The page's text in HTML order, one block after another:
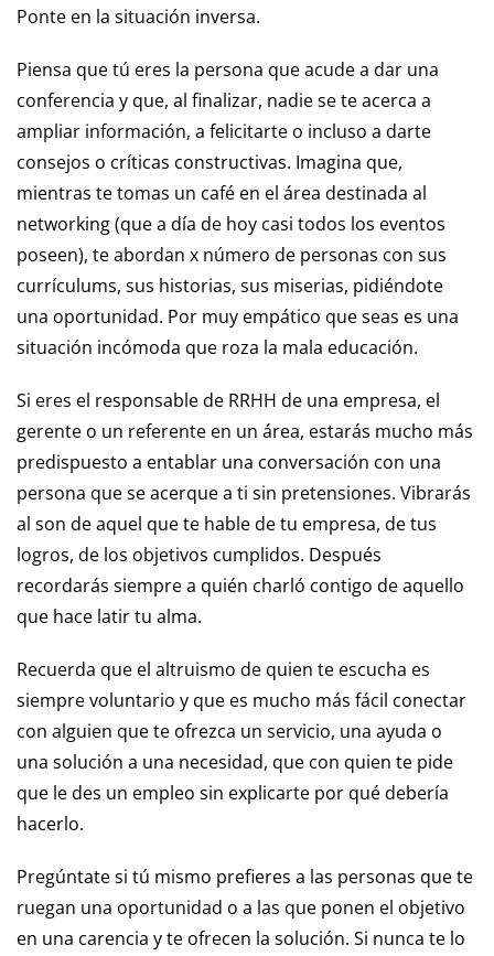
Ponte en la situación inversa.
Piensa que tú eres la persona que acude a dar una
conferencia y que, al finalizar, nadie se te acerca a
ampliar información, a felicitarte o incluso a darte
consejos o críticas constructivas. Imagina que,
mientras te tomas un café en el área destinada al
networking (que a día de hoy casi todos los eventos
poseen), te abordan x número de personas con sus
currículums, sus historias, sus miserias, pidiéndote
una oportunidad. Por muy empático que seas es una
situación incómoda que roza la mala educación.
Si eres el responsable de RRHH de una empresa, el
gerente o un referente en un área, estarás mucho más
predispuesto a entablar una conversación con una
persona que se acerque a ti sin pretensiones. Vibrarás
al son de aquel que te hable de tu empresa, de tus
logros, de los objetivos cumplidos. Después
recordarás siempre a quién charló contigo de aquello
que hace latir tu alma.
Recuerda que el altruismo de quien te escucha es
siempre voluntario y que es mucho más fácil conectar
con alguien que te ofrezca un servicio, una ayuda o
una solución a una necesidad, que con quien te pide
que le des un empleo sin explicarte por qué debería
hacerlo.
Pregúntate si tú mismo prefieres a las personas que te
ruegan una oportunidad o a las que ponen el objetivo
en una carencia y te ofrecen la solución. Si nunca te lo